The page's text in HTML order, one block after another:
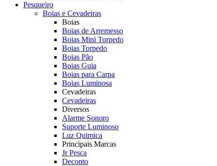
Pesqueiro
Boias e Cevadeiras
Boias
Boias de Arremesso
Boias Mini Torpedo
Boias Torpedo
Boias Pão
Boias Guia
Boias para Carpa
Boias Luminosa
Cevadeiras
Cevadeiras
Diversos
Alarme Sonoro
Suporte Luminoso
Luz Quimica
Principais Marcas
Jr Pesca
Deconto